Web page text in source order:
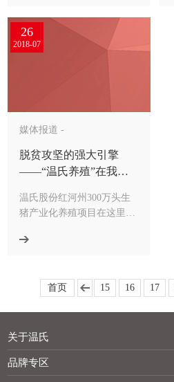
26
2018-07
媒体报道 -
脱贫攻坚的强大引擎
——“温氏养殖”在我州
温氏股份红河州300万头生
猪产业化养殖项目在这里举
首页 15 16 17
关于温氏
品牌专区